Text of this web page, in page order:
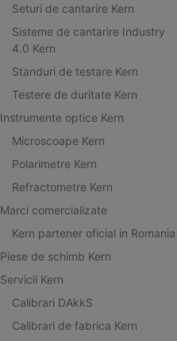
Seturi de cantarire Kern
Sisteme de cantarire Industry
4.0 Kern
Standuri de testare Kern
Testere de duritate Kern
Instrumente optice Kern
Microscoape Kern
Polarimetre Kern
Refractometre Kern
Marci comercializate
Kern partener oficial in Romania
Piese de schimb Kern
Servicii Kern
Calibrari DAkkS
Calibrari de fabrica Kern